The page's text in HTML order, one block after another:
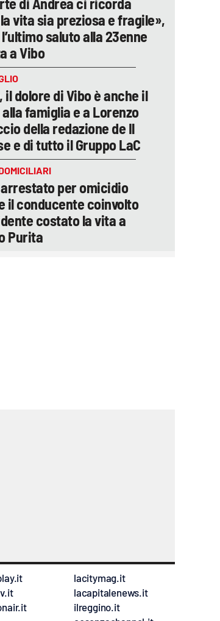
vita sia preziosa e fragile»,
saluto alla 23enne
a Vibo
il dolore di Vibo è anche il
famiglia e a Lorenzo
della redazione de Il
e di tutto il Gruppo LaC
per omicidio
il conducente coinvolto
costato la vita a
Purita
lacitymag.it
lacapitalenews.it
ilreggino.it